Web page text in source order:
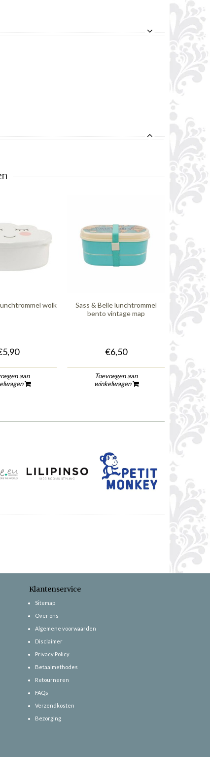
wolk
aan
Sass & Belle lunchtrommel
bento vintage map
€6,50
Toevoegen aan
winkelwagen
Klantenservice
Sitemap
Over ons
Algemene voorwaarden
Disclaimer
Privacy Policy
Betaalmethodes
Retourneren
FAQs
Verzendkosten
Bezorging